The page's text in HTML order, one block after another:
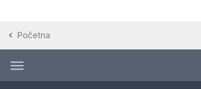
Početna